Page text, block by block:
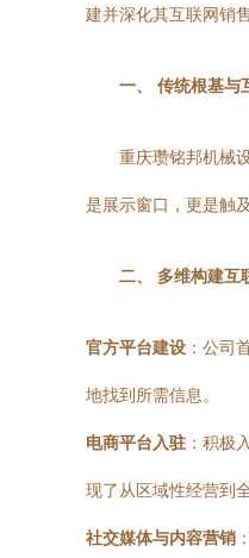
建并深化其互联网销
一、 传统根基与
重庆瓒铭邦机械
是展示窗口，更是触
二、 多维构建互
官方平台建设 ：公司
地找到所需信息。
电商平台入驻 ：积极
现了从区域性经营到
社交媒体与内容营销